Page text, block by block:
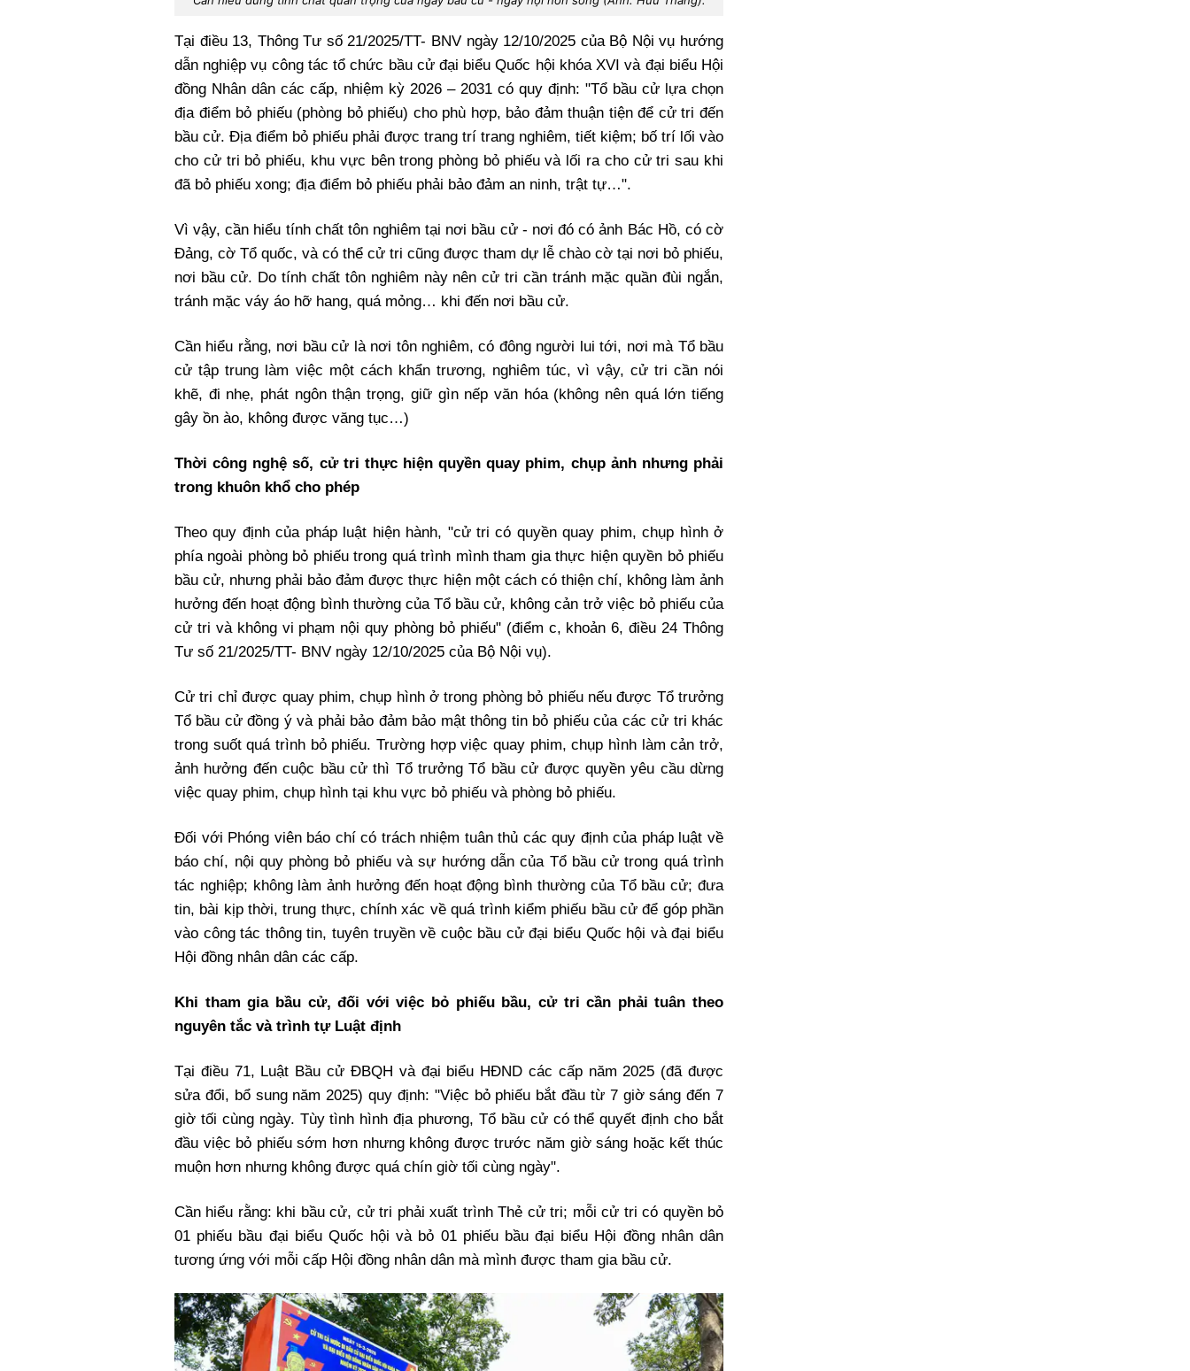
Tại điều 13, Thông Tư số 21/2025/TT- BNV ngày 12/10/2025 của Bộ Nội vụ hướng
dẫn nghiệp vụ công tác tổ chức bầu cử đại biểu Quốc hội khóa XVI và đại biểu Hội
đồng Nhân dân các cấp, nhiệm kỳ 2026 – 2031 có quy định: "Tổ bầu cử lựa chọn
địa điểm bỏ phiếu (phòng bỏ phiếu) cho phù hợp, bảo đảm thuận tiện để cử tri đến
bầu cử. Địa điểm bỏ phiếu phải được trang trí trang nghiêm, tiết kiệm; bố trí lối vào
cho cử tri bỏ phiếu, khu vực bên trong phòng bỏ phiếu và lối ra cho cử tri sau khi
đã bỏ phiếu xong; địa điểm bỏ phiếu phải bảo đảm an ninh, trật tự…".
Vì vậy, cần hiểu tính chất tôn nghiêm tại nơi bầu cử - nơi đó có ảnh Bác Hồ, có cờ
Đảng, cờ Tổ quốc, và có thể cử tri cũng được tham dự lễ chào cờ tại nơi bỏ phiếu,
nơi bầu cử. Do tính chất tôn nghiêm này nên cử tri cần tránh mặc quần đùi ngắn,
tránh mặc váy áo hỡ hang, quá mỏng… khi đến nơi bầu cử.
Cần hiểu rằng, nơi bầu cử là nơi tôn nghiêm, có đông người lui tới, nơi mà Tổ bầu
cử tập trung làm việc một cách khẩn trương, nghiêm túc, vì vậy, cử tri cần nói
khẽ, đi nhẹ, phát ngôn thận trọng, giữ gìn nếp văn hóa (không nên quá lớn tiếng
gây ồn ào, không được văng tục…)
Thời công nghệ số, cử tri thực hiện quyền quay phim, chụp ảnh nhưng phải
trong khuôn khổ cho phép
Theo quy định của pháp luật hiện hành, "cử tri có quyền quay phim, chụp hình ở
phía ngoài phòng bỏ phiếu trong quá trình mình tham gia thực hiện quyền bỏ phiếu
bầu cử, nhưng phải bảo đảm được thực hiện một cách có thiện chí, không làm ảnh
hưởng đến hoạt động bình thường của Tổ bầu cử, không cản trở việc bỏ phiếu của
cử tri và không vi phạm nội quy phòng bỏ phiếu" (điểm c, khoản 6, điều 24 Thông
Tư số 21/2025/TT- BNV ngày 12/10/2025 của Bộ Nội vụ).
Cử tri chỉ được quay phim, chụp hình ở trong phòng bỏ phiếu nếu được Tổ trưởng
Tổ bầu cử đồng ý và phải bảo đảm bảo mật thông tin bỏ phiếu của các cử tri khác
trong suốt quá trình bỏ phiếu. Trường hợp việc quay phim, chụp hình làm cản trở,
ảnh hưởng đến cuộc bầu cử thì Tổ trưởng Tổ bầu cử được quyền yêu cầu dừng
việc quay phim, chụp hình tại khu vực bỏ phiếu và phòng bỏ phiếu.
Đối với Phóng viên báo chí có trách nhiệm tuân thủ các quy định của pháp luật về
báo chí, nội quy phòng bỏ phiếu và sự hướng dẫn của Tổ bầu cử trong quá trình
tác nghiệp; không làm ảnh hưởng đến hoạt động bình thường của Tổ bầu cử; đưa
tin, bài kịp thời, trung thực, chính xác về quá trình kiểm phiếu bầu cử để góp phần
vào công tác thông tin, tuyên truyền về cuộc bầu cử đại biểu Quốc hội và đại biểu
Hội đồng nhân dân các cấp.
Khi tham gia bầu cử, đối với việc bỏ phiếu bầu, cử tri cần phải tuân theo
nguyên tắc và trình tự Luật định
Tại điều 71, Luật Bầu cử ĐBQH và đại biểu HĐND các cấp năm 2025 (đã được
sửa đổi, bổ sung năm 2025) quy định: "Việc bỏ phiếu bắt đầu từ 7 giờ sáng đến 7
giờ tối cùng ngày. Tùy tình hình địa phương, Tổ bầu cử có thể quyết định cho bắt
đầu việc bỏ phiếu sớm hơn nhưng không được trước năm giờ sáng hoặc kết thúc
muộn hơn nhưng không được quá chín giờ tối cùng ngày".
Cần hiểu rằng: khi bầu cử, cử tri phải xuất trình Thẻ cử tri; mỗi cử tri có quyền bỏ
01 phiếu bầu đại biểu Quốc hội và bỏ 01 phiếu bầu đại biểu Hội đồng nhân dân
tương ứng với mỗi cấp Hội đồng nhân dân mà mình được tham gia bầu cử.